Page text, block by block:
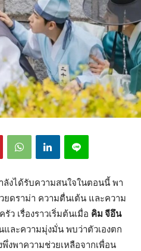
ลังได้รับความสนใจในตอนนี้ พา
ยดราม่า ความตื่นเต้น และความ
ว เรื่องราวเริ่มต้นเมื่อ คิม จีอึน
ละความมุ่งมั่น พบว่าตัวเองตก
งพาความช่วยเหลือจากเพื่อน